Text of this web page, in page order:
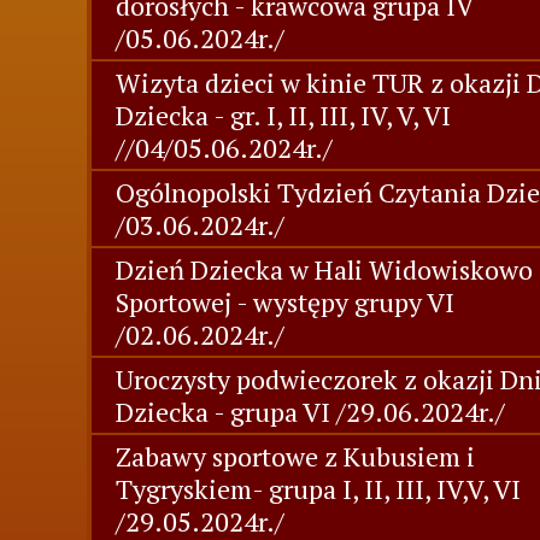
/05.06.2024r./
Wizyta dzieci w kinie TUR z okazji
Dziecka - gr. I, II, III, IV, V, VI
//04/05.06.2024r./
Ogólnopolski Tydzień Czytania
/03.06.2024r./
Dzień Dziecka w Hali Widowiskowo
Sportowej - występy grupy VI
/02.06.2024r./
Uroczysty podwieczorek z okazji
Dziecka - grupa VI /29.06.2024r./
Zabawy sportowe z Kubusiem i
Tygryskiem- grupa I, II, III, IV,V, VI
/29.05.2024r./